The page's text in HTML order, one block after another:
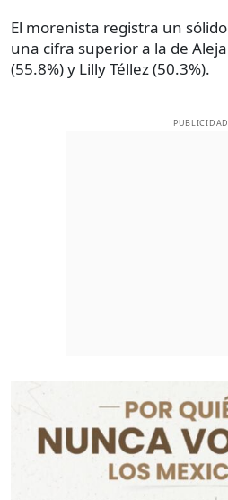
El morenista registra un
una cifra superior a la de
(55.8%) y Lilly Téllez (50.3%).
PUBLICIDAD